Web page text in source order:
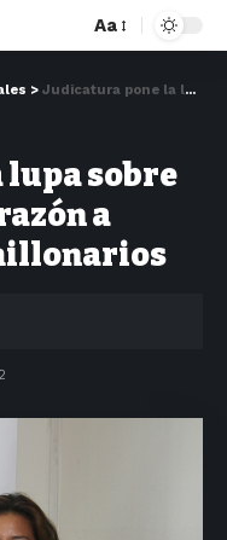
Aa
> Judicatura pone la lupa sobre la jueza que dio la razón a Safety en juicios millonarios
lupa sobre
a